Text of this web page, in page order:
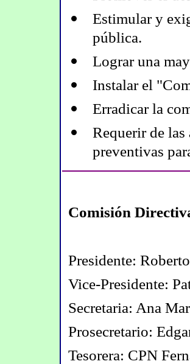
Estimular y
pública.
Lograr una
Instalar el
Erradicar la
Requerir de las
preventivas
Comisión
Presidente:
Vice-Presidente:
Secretaria: Ana
Prosecretario:
Tesorera: CPN